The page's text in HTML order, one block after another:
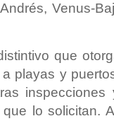
Venus-
que
playas y
inspecciones
lo solicitan.